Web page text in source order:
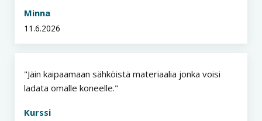
Minna
11.6.2026
Jäin kaipaamaan sähköistä materiaalia jonka voisi
ladata omalle koneelle.
Kurssi